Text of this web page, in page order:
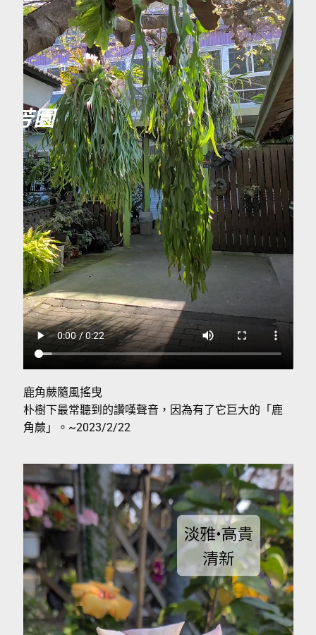
鹿角蕨隨風搖曳
朴樹下最常聽到的讚嘆聲音，因為有了它巨大的「鹿
角蕨」。~2023/2/22